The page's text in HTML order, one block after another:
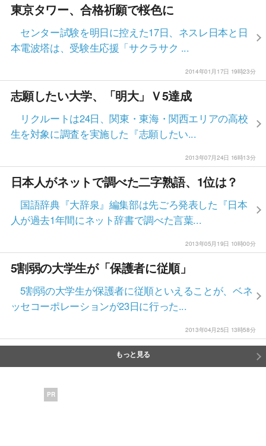
東京タワー、合格祈願で桜色に
センター試験を明日に控えた17日、ネスレ日本と日
本電波塔は、受験生応援「サクラサク ...
2014年01月17日 19時23分
志願したい大学、「明大」Ｖ5達成
リクルートは24日、関東・東海・関西エリアの高校
生を対象に調査を実施した『志願したい...
2013年07月24日 16時13分
日本人がネットで調べた二字熟語、1位は？
国語辞典『大辞泉』編集部は先ごろ発表した『日本
人が過去1年間にネット辞書で調べた言葉...
2013年05月19日 10時00分
5割弱の大学生が「保護者に従順」
5割弱の大学生が保護者に従順といえることが、ベネ
ッセコーポレーションが23日に行った...
2013年04月25日 13時58分
もっと見る
PR